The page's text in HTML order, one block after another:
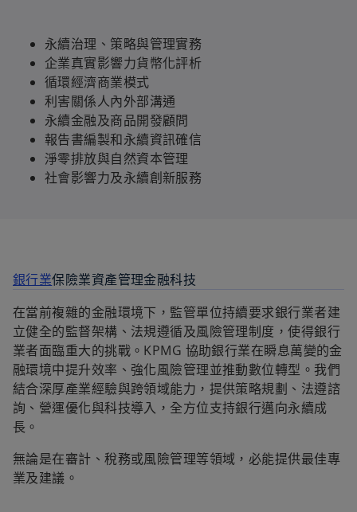
永續治理、策略與管理實務
企業真實影響力貨幣化評析
循環經濟商業模式
利害關係人內外部溝通
永續金融及商品開發顧問
報告書編製和永續資訊確信
淨零排放與自然資本管理
社會影響力及永續創新服務
銀行業保險業資產管理金融科技
在當前複雜的金融環境下，監管單位持續要求銀行業者建
立健全的監督架構、法規遵循及風險管理制度，使得銀行
業者面臨重大的挑戰。KPMG 協助銀行業在瞬息萬變的金
融環境中提升效率、強化風險管理並推動數位轉型。我們
結合深厚產業經驗與跨領域能力，提供策略規劃、法遵諮
詢、營運優化與科技導入，全方位支持銀行邁向永續成
長。
無論是在審計、稅務或風險管理等領域，必能提供最佳專
業及建議。